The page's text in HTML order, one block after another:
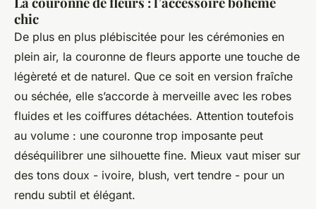
chic
De plus en plus plébiscitée pour les cérémonies en
plein air, la couronne de fleurs apporte une touche de
légèreté et de naturel. Que ce soit en version fraîche
ou séchée, elle s’accorde à merveille avec les robes
fluides et les coiffures détachées. Attention toutefois
au volume : une couronne trop imposante peut
déséquilibrer une silhouette fine. Mieux vaut miser sur
des tons doux - ivoire, blush, vert tendre - pour un
rendu subtil et élégant.